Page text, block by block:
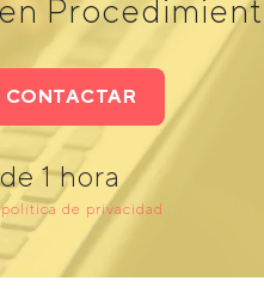
CONTACTAR
1 hora
política de privacidad